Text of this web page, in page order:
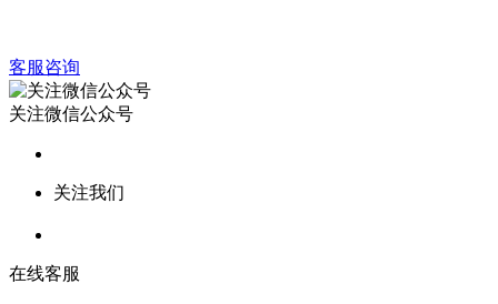
客服咨询
关注微信公众号
关注我们
在线客服